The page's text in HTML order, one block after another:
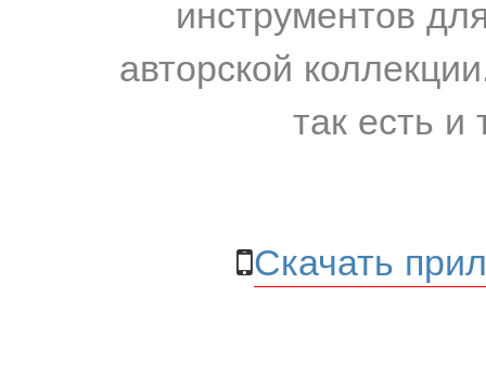
инструментов
авторской
так есть и
Скачать